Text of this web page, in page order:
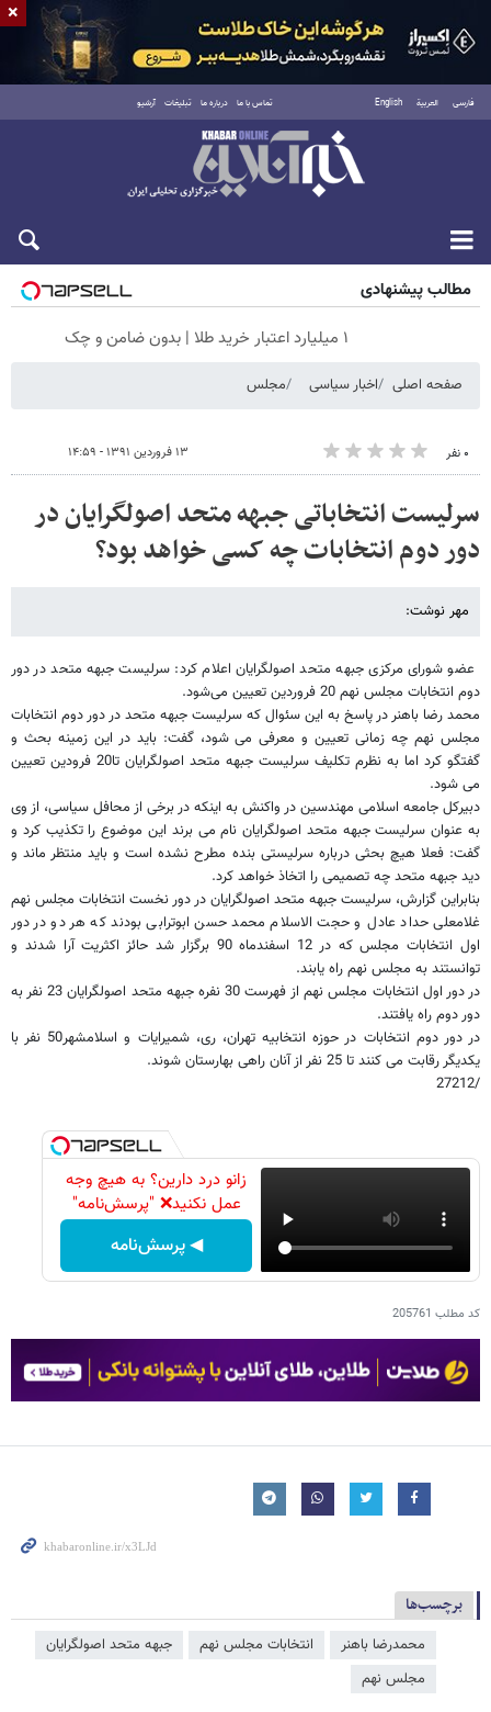
فارسی العربية English تماس با ما درباره ما تبلیغات آرشیو
پنجشنبه ۱۵ مرداد ۱۴۰۵
مطالب پیشنهادی
۱ میلیارد اعتبار خرید طلا | بدون ضامن و چک
صفحه اصلی اخبار سیاسی مجلس
۰ نفر ۱۳ فروردین ۱۳۹۱ - ۱۴:۵۹
سرلیست انتخاباتی جبهه متحد اصولگرایان در
دور دوم انتخابات چه کسی خواهد بود؟
مهر نوشت:
عضو شورای مرکزی جبهه متحد اصولگرایان اعلام کرد: سرلیست جبهه متحد در دور
دوم انتخابات مجلس نهم 20 فروردین تعیین می‌شود.
محمد رضا باهنر در پاسخ به این سئوال که سرلیست جبهه متحد در دور دوم انتخابات
مجلس نهم چه زمانی تعیین و معرفی می شود، گفت: باید در این زمینه بحث و
گفتگو کرد اما به نظرم تکلیف سرلیست جبهه متحد اصولگرایان تا20 فرودین تعیین
می شود.
دبیرکل جامعه اسلامی مهندسین در واکنش به اینکه در برخی از محافل سیاسی، از وی
به عنوان سرلیست جبهه متحد اصولگرایان نام می برند این موضوع را تکذیب کرد و
گفت: فعلا هیچ بحثی درباره سرلیستی بنده مطرح نشده است و باید منتظر ماند و
دید جبهه متحد چه تصمیمی را اتخاذ خواهد کرد.
بنابراین گزارش، سرلیست جبهه متحد اصولگرایان در دور نخست انتخابات مجلس نهم
غلامعلی حداد عادل و حجت الاسلام محمد حسن ابوترابی بودند که هر دو در دور
اول انتخابات مجلس که در 12 اسفندماه 90 برگزار شد حائز اکثریت آرا شدند و
توانستند به مجلس نهم راه یابند.
در دور اول انتخابات مجلس نهم از فهرست 30 نفره جبهه متحد اصولگرایان 23 نفر به
دور دوم راه یافتند.
در دور دوم انتخابات در حوزه انتخابیه تهران، ری، شمیرایات و اسلامشهر50 نفر با
یکدیگر رقابت می کنند تا 25 نفر از آنان راهی بهارستان شوند.
/27212
زانو درد دارین؟ به هیچ وجه
عمل نکنید❌ "پرسش‌نامه"
◀ پرسش‌نامه
کد مطلب 205761
برچسب‌ها
محمدرضا باهنر انتخابات مجلس نهم
جبهه متحد اصولگرایان
مجلس نهم
×